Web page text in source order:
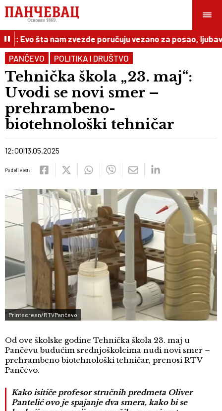
Evo šta nam zvezde poručuju vezano za posao, ljubav i
PANČEVO
POLITIKA I DRUŠTVO
Tehnička škola „23. maj“:
Uvodi se novi smer –
prehrambeno-
biotehnološki tehničar
12:00 13.05.2025
Podeli vest:
Printscreen/RTVPančevo
Od ove školske godine Tehnička škola 23. maj u
Pančevu budućim srednjoškolcima nudi novi smer –
prehrambeno biotehnološki tehničar, prenosi RTV
Pančevo.
Kako isitiče profesor stručnih predmeta Oliver
Pantelić ovo je spajanje dva smera, kako bi se